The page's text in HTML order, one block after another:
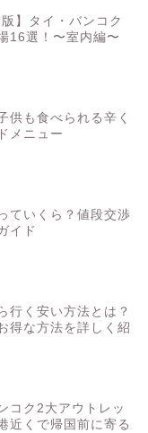
】タイ・バンコク
16選！〜室内編〜
供も食べられる辛く
メニュー
ていくら？値段交渉
イド
行く安い方法とは？
得な方法を詳しく紹
コク2大アウトレッ
近くで帰国前に寄る